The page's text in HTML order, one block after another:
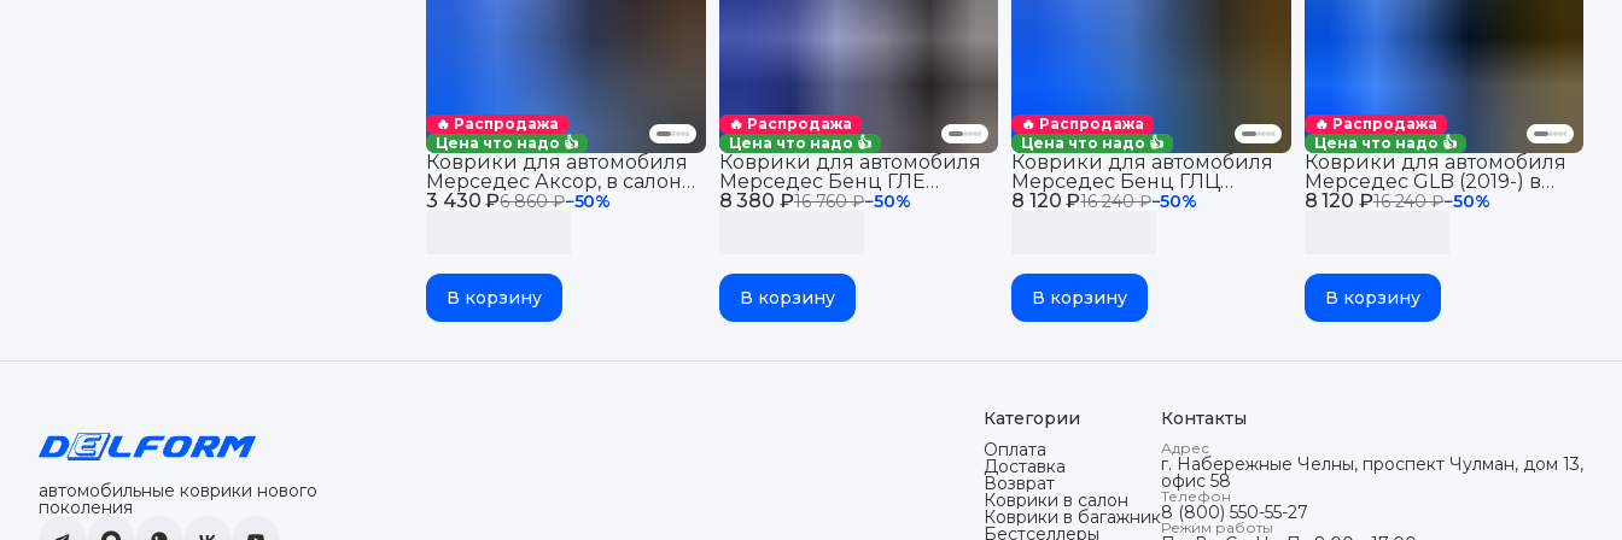
🔥 Распродажа
Цена что надо 👍
3 430 ₽6 860 ₽−50%
Коврики для автомобиля
Мерседес Аксор, в салон
авто Mercedes Axor с
В корзину
🔥 Распродажа
Цена что надо 👍
8 380 ₽16 760 ₽−50%
Коврики для автомобиля
Мерседес Бенц ГЛЕ
(2018-23), Mercedes Coupe
В корзину
🔥 Распродажа
Цена что надо 👍
8 120 ₽16 240 ₽−50%
Коврики для автомобиля
Мерседес Бенц ГЛЦ
(2015-23) в салон авто
В корзину
🔥 Распродажа
Цена что надо 👍
8 120 ₽16 240 ₽−50%
Коврики для автомобиля
Мерседес GLB (2019-) в
салон с бортиками, эва,
В корзину
автомобильные коврики нового
поколения
Категории
Оплата
Доставка
Возврат
Коврики в салон
Коврики в багажник
Бестселлеры
Контакты
Адрес
г. Набережные Челны, проспект Чулман, дом 13,
офис 58
Телефон
8 (800) 550-55-27
Режим работы